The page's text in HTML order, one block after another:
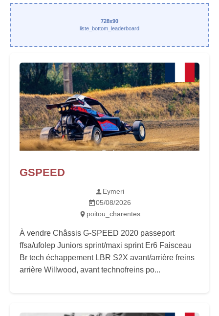
728x90
liste_bottom_leaderboard
GSPEED
Eymeri
05/08/2026
poitou_charentes
À vendre Châssis G-SPEED 2020 passeport
ffsa/ufolep Juniors sprint/maxi sprint Er6 Faisceau
Br tech échappement LBR S2X avant/arrière freins
arrière Willwood, avant technofreins po...